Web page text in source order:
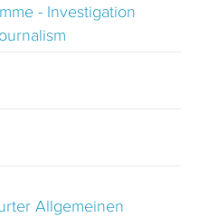
- Investigation
Allgemeinen